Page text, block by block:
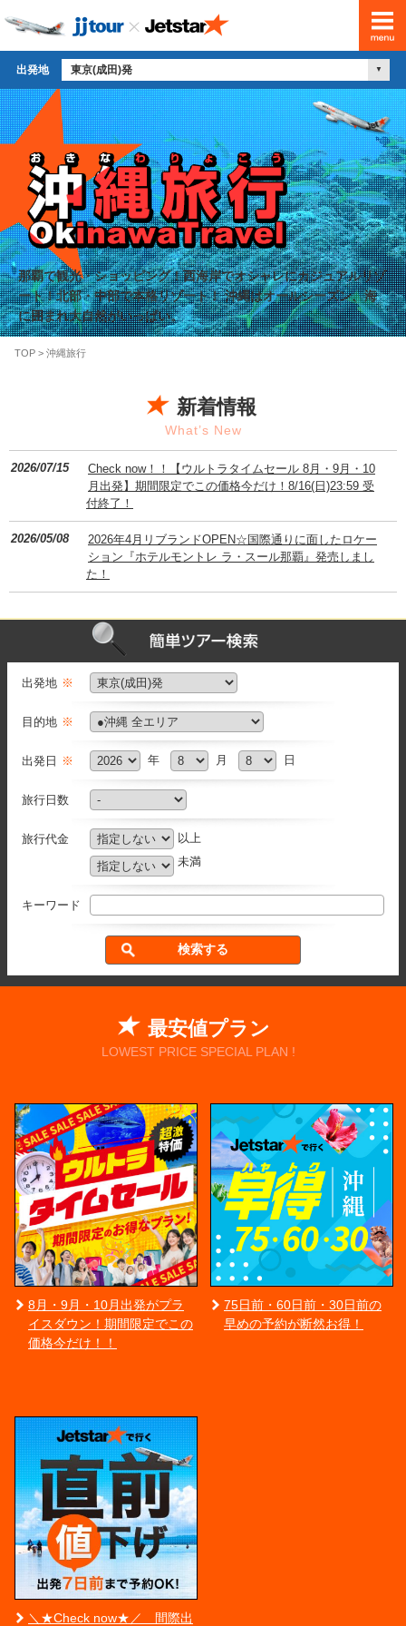
出発地 東京(成田)発
那覇で観光・ショッピング！西海岸でオシャレにカジュアルリゾ
ート！北部・中部で本格リゾート！ 沖縄はオールシーズン、海
に囲まれ大自然がいっぱい。
TOP > 沖縄旅行
新着情報
What’s New
2026/07/15
Check now！！【ウルトラタイムセール 8月・9月・10
月出発】期間限定でこの価格今だけ！8/16(日)23:59 受
付終了！
2026/05/08
2026年4月リブランドOPEN☆国際通りに面したロケー
ション『ホテルモントレ ラ・スール那覇』発売しまし
た！
お得に沖縄を旅しよう♪
出発地 ※
目的地 ※
出発日 ※ 年 月 日
旅行日数
旅行代金
以上
未満
キーワード
最安値プラン
LOWEST PRICE SPECIAL PLAN !
8月・9月・10月出発がプラ
イスダウン！期間限定でこの
価格今だけ！！
75日前・60日前・30日前の
早めの予約が断然お得！
＼★Check now★／ 間際出